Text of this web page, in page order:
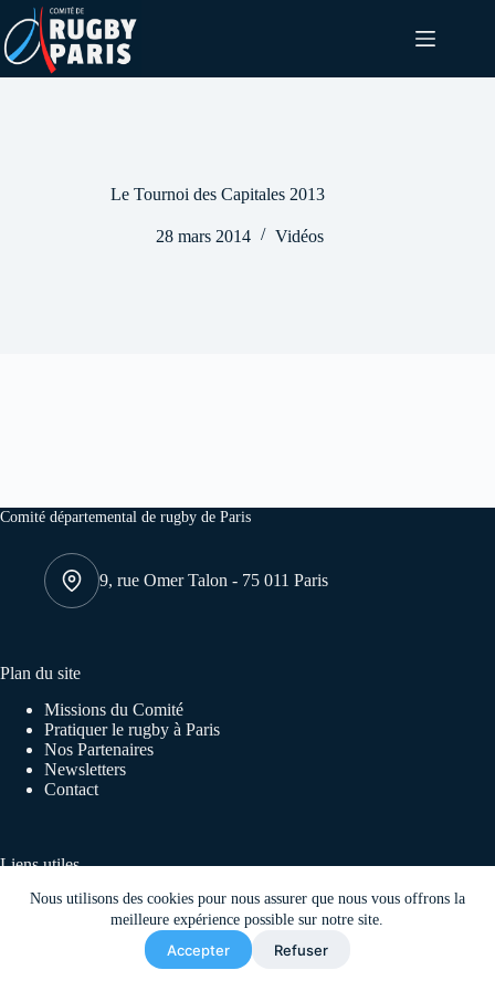
Passer
au
contenu
Nous utilisons des cookies pour nous assurer que nous vous offrons la
meilleure expérience possible sur notre site.
Accepter Refuser
Le Tournoi des Capitales 2013
28 mars 2014 Vidéos
Comité départemental de rugby de Paris
9, rue Omer Talon - 75 011 Paris
Plan du site
Missions du Comité
Pratiquer le rugby à Paris
Nos Partenaires
Newsletters
Contact
Liens utiles
FFR
Ligue régionale Île de France
Tournoi des capitales
Tous droits réservés © 2026 Comité départemental de rugby